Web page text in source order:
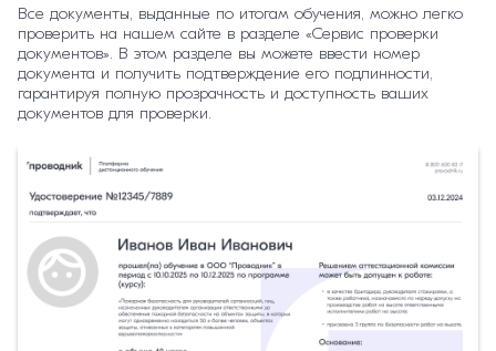
Все документы, выданные по итогам обучения, можно легко
проверить на нашем сайте в разделе «Сервис проверки
документов». В этом разделе вы можете ввести номер
документа и получить подтверждение его подлинности,
гарантируя полную прозрачность и доступность ваших
документов для проверки.